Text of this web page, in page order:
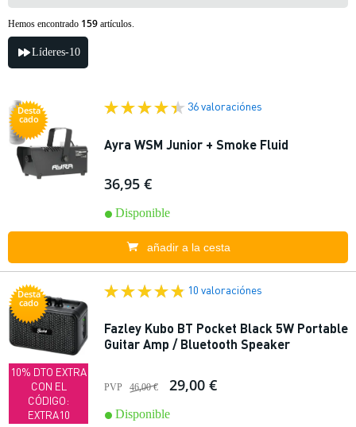
Hemos encontrado 159 artículos.
Líderes-10
Desta
cado
36 valoraciónes
Ayra WSM Junior + Smoke Fluid
36,95 €
Disponible
añadir a la cesta
Desta
cado
10% DTO EXTRA
CON EL
CÓDIGO:
EXTRA10
10 valoraciónes
Fazley Kubo BT Pocket Black 5W Portable
Guitar Amp / Bluetooth Speaker
PVP 46,00 € 29,00 €
Disponible